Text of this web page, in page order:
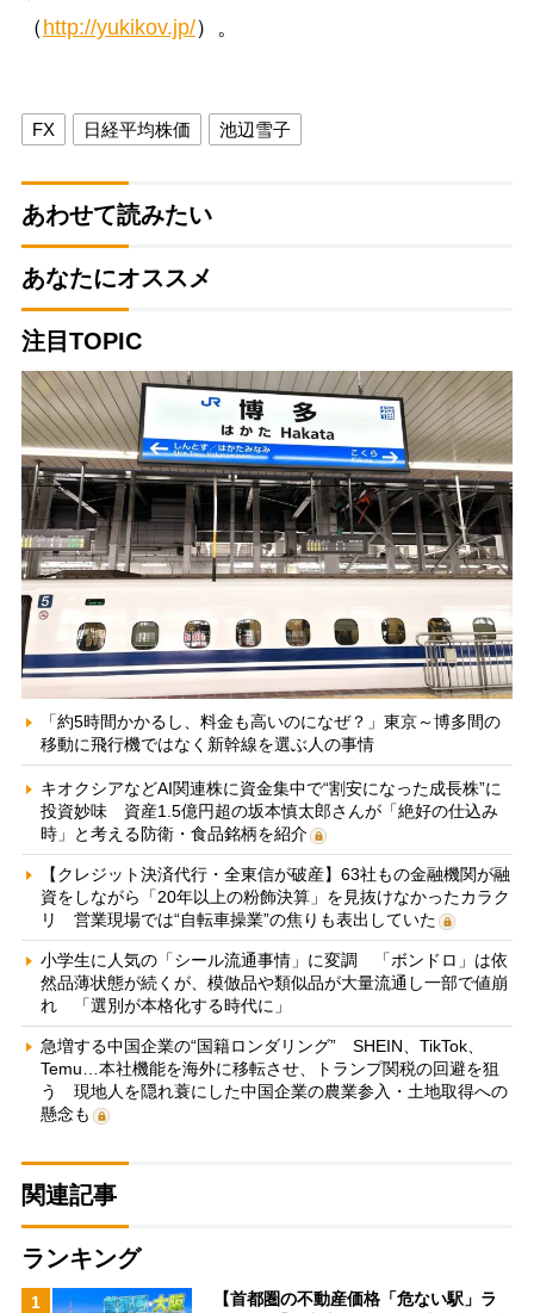
（ http://yukikov.jp/）。
FX 日経平均株価 池辺雪子
あわせて読みたい
あなたにオススメ
注目TOPIC
「約5時間かかるし、料金も高いのになぜ？」東京～博多間の
移動に飛行機ではなく新幹線を選ぶ人の事情
キオクシアなどAI関連株に資金集中で“割安になった成長株”に
投資妙味 資産1.5億円超の坂本慎太郎さんが「絶好の仕込み
時」と考える防衛・食品銘柄を紹介
【クレジット決済代行・全東信が破産】63社もの金融機関が融
資をしながら「20年以上の粉飾決算」を見抜けなかったカラク
リ 営業現場では“自転車操業”の焦りも表出していた
小学生に人気の「シール流通事情」に変調 「ボンドロ」は依
然品薄状態が続くが、模倣品や類似品が大量流通し一部で値崩
れ 「選別が本格化する時代に」
急増する中国企業の“国籍ロンダリング” SHEIN、TikTok、
Temu…本社機能を海外に移転させ、トランプ関税の回避を狙
う 現地人を隠れ蓑にした中国企業の農業参入・土地取得への
懸念も
関連記事
ランキング
1
【首都圏の不動産価格「危ない駅」ラ